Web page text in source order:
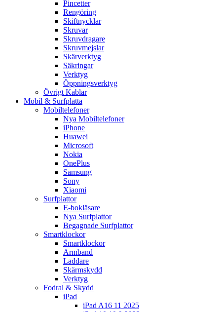
Pincetter
Rengöring
Skiftnycklar
Skruvar
Skruvdragare
Skruvmejslar
Skärverktyg
Säkringar
Verktyg
Öppningsverktyg
Övrigt Kablar
Mobil & Surfplatta
Mobiltelefoner
Nya Mobiltelefoner
iPhone
Huawei
Microsoft
Nokia
OnePlus
Samsung
Sony
Xiaomi
Surfplattor
E-bokläsare
Nya Surfplattor
Begagnade Surfplattor
Smartklockor
Smartklockor
Armband
Laddare
Skärmskydd
Verktyg
Fodral & Skydd
iPad
iPad A16 11 2025